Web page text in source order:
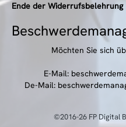
Ende der Widerrufsbelehrung
Möchten Sie sich
E-Mail:
De-Mail:
©2016-26 FP Digital